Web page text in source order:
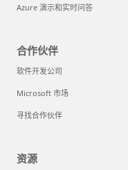
Azure 演示和实时问答
合作伙伴
软件开发公司
Microsoft 市场
寻找合作伙伴
资源